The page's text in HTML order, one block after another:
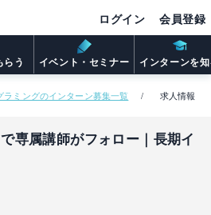
らう イベント・セミナー インターンを
ログイン 会員登録
ラミングのインターン募集一覧 求人情報
専属講師がフォロー｜長期イ